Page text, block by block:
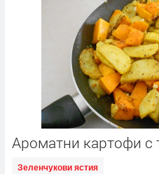
Ароматни картофи с
Зеленчукови ястия